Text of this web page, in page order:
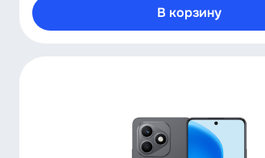
В корзину